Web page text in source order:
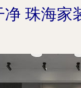
珠海家